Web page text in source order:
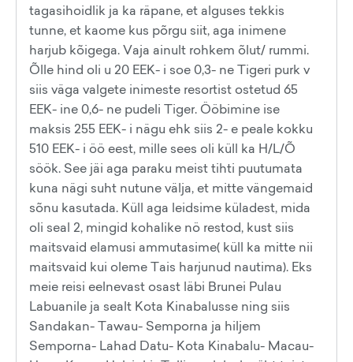
tagasihoidlik ja ka räpane, et alguses tekkis
tunne, et kaome kus põrgu siit, aga inimene
harjub kõigega. Vaja ainult rohkem õlut/ rummi.
Õlle hind oli u 20 EEK- i soe 0,3- ne Tigeri purk v
siis väga valgete inimeste resortist ostetud 65
EEK- ine 0,6- ne pudeli Tiger. Ööbimine ise
maksis 255 EEK- i nägu ehk siis 2- e peale kokku
510 EEK- i öö eest, mille sees oli küll ka H/L/Õ
söök. See jäi aga paraku meist tihti puutumata
kuna nägi suht nutune välja, et mitte vängemaid
sõnu kasutada. Küll aga leidsime küladest, mida
oli seal 2, mingid kohalike nö restod, kust siis
maitsvaid elamusi ammutasime( küll ka mitte nii
maitsvaid kui oleme Tais harjunud nautima). Eks
meie reisi eelnevast osast läbi Brunei Pulau
Labuanile ja sealt Kota Kinabalusse ning siis
Sandakan- Tawau- Semporna ja hiljem
Semporna- Lahad Datu- Kota Kinabalu- Macau-